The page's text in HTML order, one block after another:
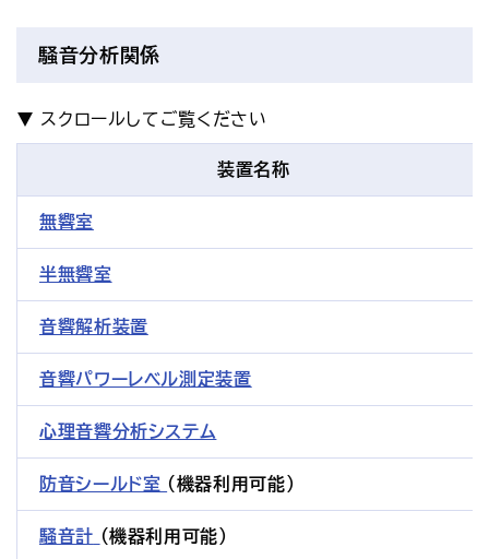
騒音分析関係
装置名称
無響室
半無響室
音響解析装置
音響パワーレベル測定装置
心理音響分析システム
防音シールド室 （機器利用可能）
騒音計 （機器利用可能）